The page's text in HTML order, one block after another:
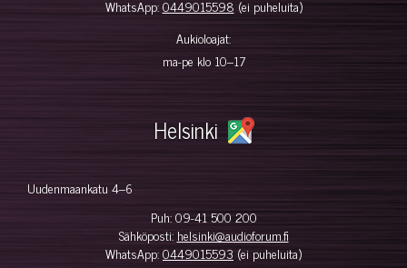
WhatsApp:0449015598 (ei puheluita)
Aukioloajat:
ma-pe klo 10–17
Helsinki
Uudenmaankatu 4–6
Puh:09-41 500 200
Sähköposti: helsinki@audioforum.fi
WhatsApp:0449015593 (ei puheluita)